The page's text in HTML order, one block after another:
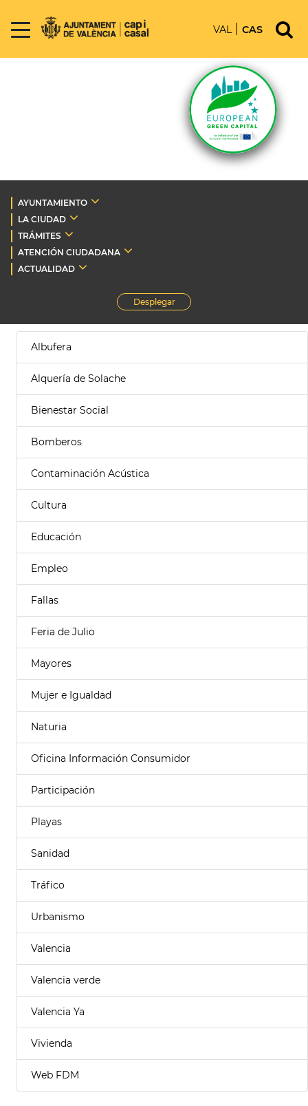
VAL CAS
AYUNTAMIENTO
LA CIUDAD
TRÁMITES
ATENCIÓN CIUDADANA
ACTUALIDAD
Desplegar
Albufera
Alquería de Solache
Bienestar Social
Bomberos
Contaminación Acústica
Cultura
Educación
Empleo
Fallas
Feria de Julio
Mayores
Mujer e Igualdad
Naturia
Oficina Información Consumidor
Participación
Playas
Sanidad
Tráfico
Urbanismo
Valencia
Valencia verde
Valencia Ya
Vivienda
Web FDM